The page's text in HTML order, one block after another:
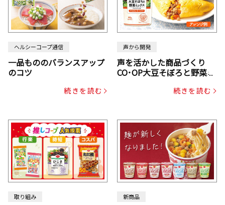
ヘルシーコープ通信
一品もののバランスアップ
のコツ
続きを読む
声から開発
声を活かした商品づくり
CO･OP大豆そぼろと野菜ミ
じん・コーン入り）続きを読む
取り組み 新商品